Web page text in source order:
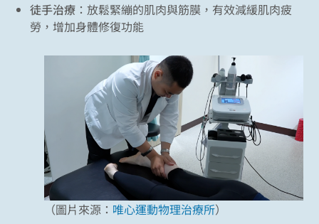
徒手治療 ：放鬆緊繃的肌肉與筋膜，有效減緩肌肉疲
勞，增加身體修復功能
（圖片來源： 唯心運動物理治療所）